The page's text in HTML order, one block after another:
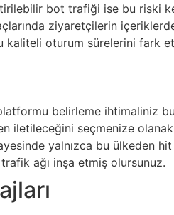
bot trafiği ise bu riski
ziyaretçilerin
kaliteli oturum sürelerini fark
belirleme ihtimaliniz
iletileceğini seçmenize
yalnızca bu ülkeden
ağı inşa etmiş olursunuz.